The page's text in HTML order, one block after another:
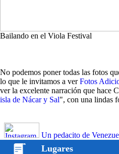
Bailando en el Viola Festival
No podemos poner todas las fotos
lo que le invitamos a verFotos
ver la excelente narración que hace
isla de Nácar y Sal", con una lindas
Un pedacito de
Lugares